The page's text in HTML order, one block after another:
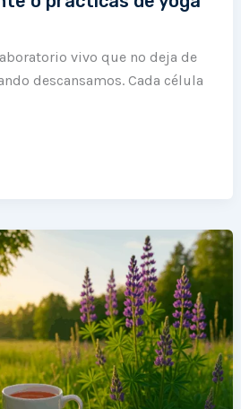
vivo que no deja de
descansamos. Cada célula